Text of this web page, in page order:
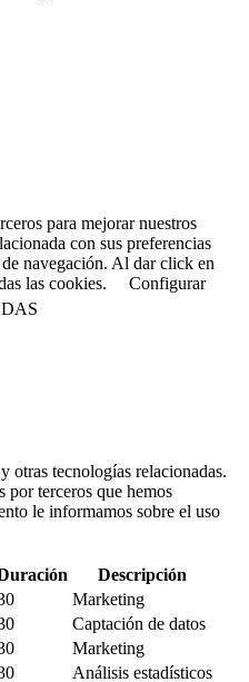
para mejorar nuestros
con sus preferencias
navegación. Al dar click en
las cookies.
Configurar
tecnologías relacionadas.
por terceros que hemos
le informamos sobre el uso
Descripción
Marketing
Captación de datos
Marketing
Análisis estadísticos